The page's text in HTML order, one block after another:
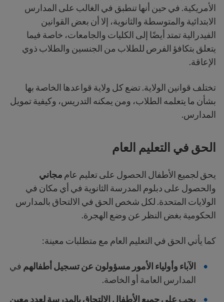
الأمريكية. في حين أنها تنطبق في الغالب على المدارس
الابتدائية والمتوسطة والثانوية، إلا أن بعض القوانين
الفيدرالية تمتد أيضًا إلى الكليات والجامعات، خاصة فيما
يتعلق بتكافؤ الفرص للطلاب من الجنسين والطلاب ذوي
الإعاقة.
تختلف قوانين الولاية. تضع كل ولاية قواعدها الخاصة بها
بشأن ما يتعلمه الطلاب، ومن يمكنه التدريس، وكيفية تمويل
المدارس.
الحق في التعليم العام
يحق لجميع الأطفال الحصول على تعليم عام مجاني
والحصول على دبلوم المدرسة الثانوية في أي مكان في
الولايات المتحدة. لكل شخص الحق في الالتحاق بالمدارس
الحكومية بغض النظر عن وضع الهجرة.
كما يأتي الحق في التعليم العام مع متطلبات معينة:
الآباء وأولياء الأمور مسؤولون عن تسجيل أطفالهم في
المدارس العامة أو الخاصة.
يجب على جميع الأطفال الالتحاق بالمدرسةلعدد معين